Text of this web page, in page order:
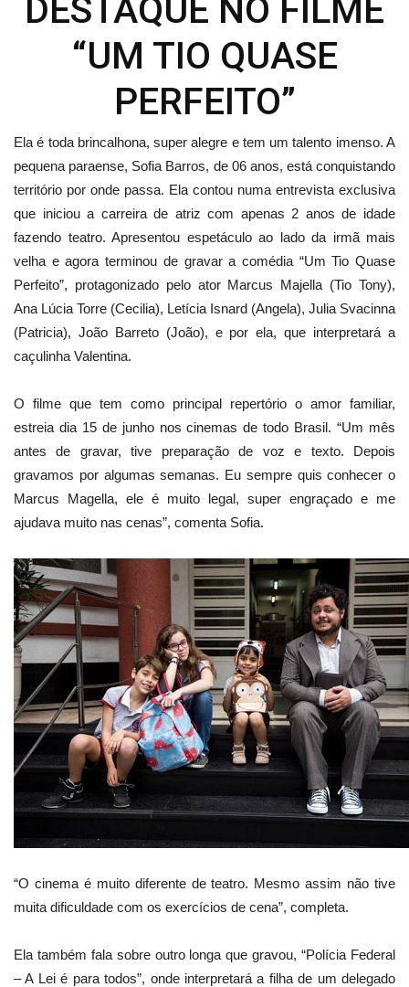
DESTAQUE NO FILME
“UM TIO QUASE
PERFEITO”
Ela é toda brincalhona, super alegre e tem um talento imenso. A
pequena paraense, Sofia Barros, de 06 anos, está conquistando
território por onde passa. Ela contou numa entrevista exclusiva
que iniciou a carreira de atriz com apenas 2 anos de idade
fazendo teatro. Apresentou espetáculo ao lado da irmã mais
velha e agora terminou de gravar a comédia “Um Tio Quase
Perfeito”, protagonizado pelo ator Marcus Majella (Tio Tony),
Ana Lúcia Torre (Cecilia), Letícia Isnard (Angela), Julia Svacinna
(Patricia), João Barreto (João), e por ela, que interpretará a
caçulinha Valentina.
O filme que tem como principal repertório o amor familiar,
estreia dia 15 de junho nos cinemas de todo Brasil. “Um mês
antes de gravar, tive preparação de voz e texto. Depois
gravamos por algumas semanas. Eu sempre quis conhecer o
Marcus Magella, ele é muito legal, super engraçado e me
ajudava muito nas cenas”, comenta Sofia.
“O cinema é muito diferente de teatro. Mesmo assim não tive
muita dificuldade com os exercícios de cena”, completa.
Ela também fala sobre outro longa que gravou, “Polícia Federal
– A Lei é para todos”, onde interpretará a filha de um delegado